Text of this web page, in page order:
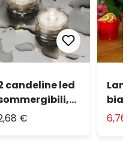
candeline led
caldo
€
con
6,76